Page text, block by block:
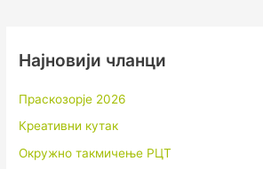
Најновији чланци
Праскозорје 2026
Креативни кутак
Окружно такмичење РЦТ